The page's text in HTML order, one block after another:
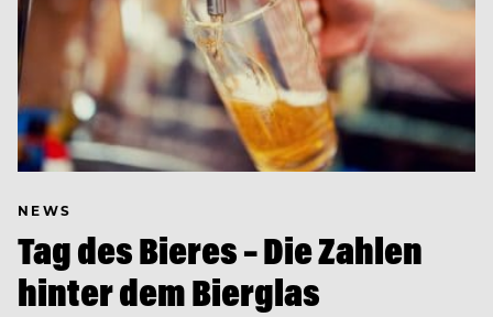
NEWS
Tag des Bieres – Die Zahlen
hinter dem Bierglas